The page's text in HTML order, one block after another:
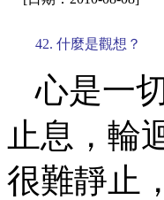
42. 什麼是觀想？
心是一
止息，輪
很難靜止